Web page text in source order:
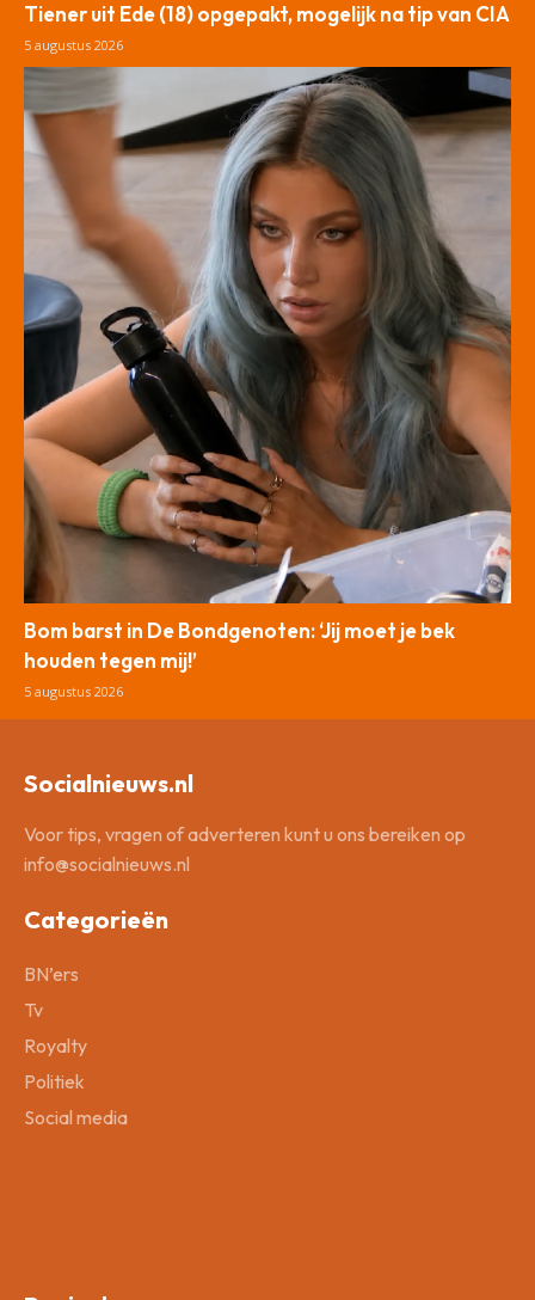
Tiener uit Ede (18) opgepakt, mogelijk na tip van CIA
5 augustus 2026
Bom barst in De Bondgenoten: ‘Jij moet je bek
houden tegen mij!’
5 augustus 2026
Socialnieuws.nl
Voor tips, vragen of adverteren kunt u ons bereiken op
info@socialnieuws.nl
Categorieën
BN’ers
Tv
Royalty
Politiek
Social media